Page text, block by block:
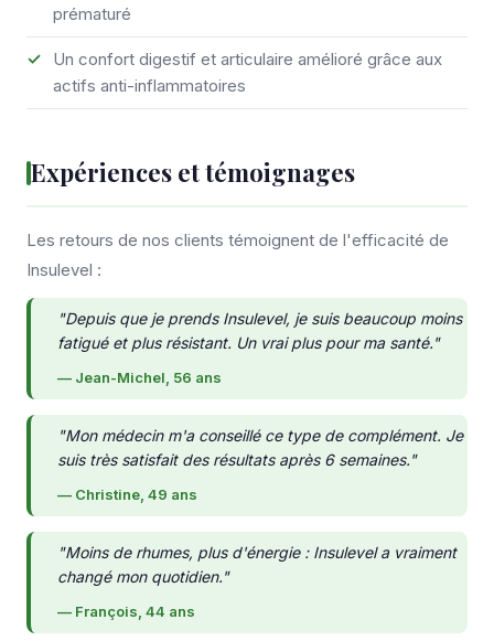
prématuré
Un confort digestif et articulaire amélioré grâce aux
actifs anti-inflammatoires
Expériences et témoignages
Les retours de nos clients témoignent de l'efficacité de
Insulevel :
"Depuis que je prends Insulevel, je suis beaucoup moins
fatigué et plus résistant. Un vrai plus pour ma santé."
— Jean-Michel, 56 ans
"Mon médecin m'a conseillé ce type de complément. Je
suis très satisfait des résultats après 6 semaines."
— Christine, 49 ans
"Moins de rhumes, plus d'énergie : Insulevel a vraiment
changé mon quotidien."
— François, 44 ans